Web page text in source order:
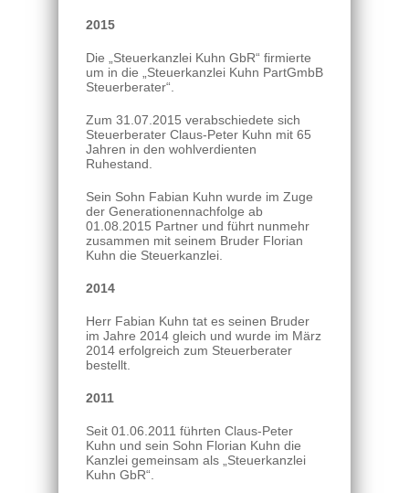
2015
Die „Steuerkanzlei Kuhn GbR“ firmierte
um in die „Steuerkanzlei Kuhn PartGmbB
Steuerberater“.
Zum 31.07.2015 verabschiedete sich
Steuerberater Claus-Peter Kuhn mit 65
Jahren in den wohlverdienten
Ruhestand.
Sein Sohn Fabian Kuhn wurde im Zuge
der Generationennachfolge ab
01.08.2015 Partner und führt nunmehr
zusammen mit seinem Bruder Florian
Kuhn die Steuerkanzlei.
2014
Herr Fabian Kuhn tat es seinen Bruder
im Jahre 2014 gleich und wurde im März
2014 erfolgreich zum Steuerberater
bestellt.
2011
Seit 01.06.2011 führten Claus-Peter
Kuhn und sein Sohn Florian Kuhn die
Kanzlei gemeinsam als „Steuerkanzlei
Kuhn GbR“.